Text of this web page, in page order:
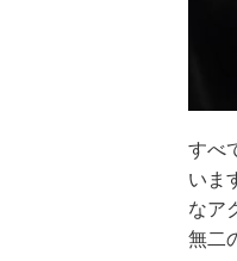
すべ
いま
なア
無二